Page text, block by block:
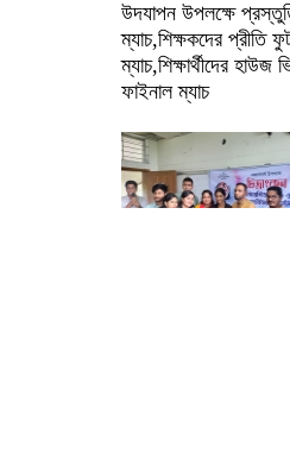
উদযাপন উপলক্ষে
ম্যাচ,শিক্ষকদের প্রীতি
ম্যাচ,শিক্ষার্থীদের হাউজ
ফাইনাল ম্যাচ